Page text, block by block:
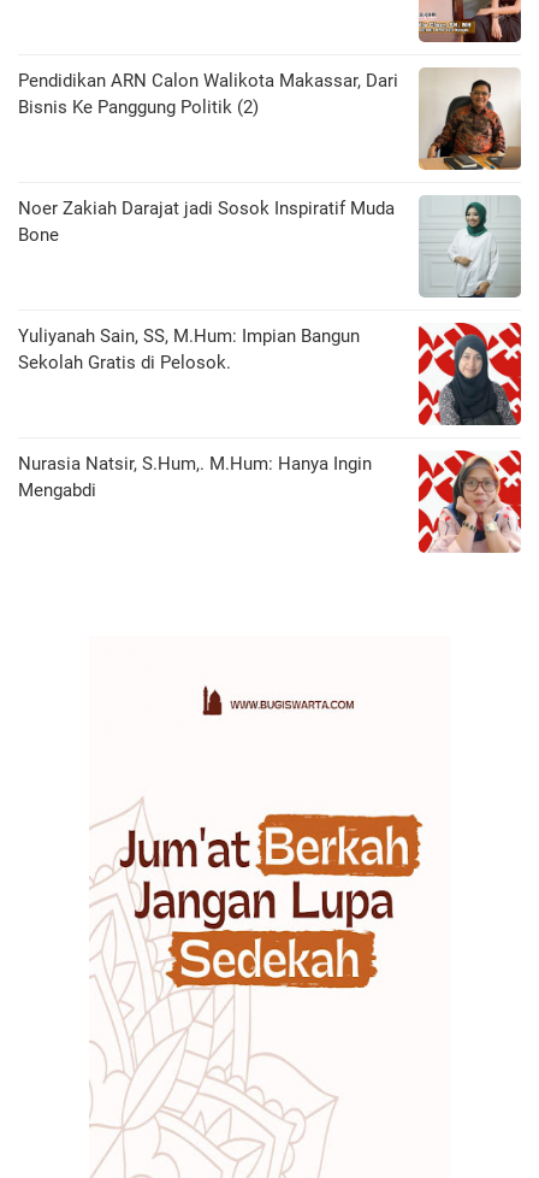
Pendidikan ARN Calon Walikota Makassar, Dari
Bisnis Ke Panggung Politik (2)
Noer Zakiah Darajat jadi Sosok Inspiratif Muda
Bone
Yuliyanah Sain, SS, M.Hum: Impian Bangun
Sekolah Gratis di Pelosok.
Nurasia Natsir, S.Hum,. M.Hum: Hanya Ingin
Mengabdi